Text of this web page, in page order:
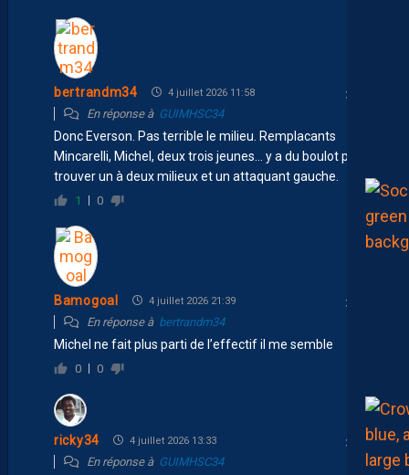
bertrandm34 4 juillet 2026 11:58
En réponse à GUIMHSC34
Donc Everson. Pas terrible le milieu. Remplacants
Mincarelli, Michel, deux trois jeunes… y a du boulot pour
trouver un à deux milieux et un attaquant gauche.
1 0
Bamogoal 4 juillet 2026 21:39
En réponse à bertrandm34
Michel ne fait plus parti de l’effectif il me semble
0 0
ricky34 4 juillet 2026 13:33
En réponse à GUIMHSC34